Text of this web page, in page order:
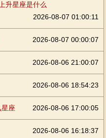
升星座是什么
2026-08-07 01:00:11
2026-08-07 00:00:07
2026-08-06 21:00:07
2026-08-06 18:54:23
座 2026-08-06 17:00:05
2026-08-06 16:18:37